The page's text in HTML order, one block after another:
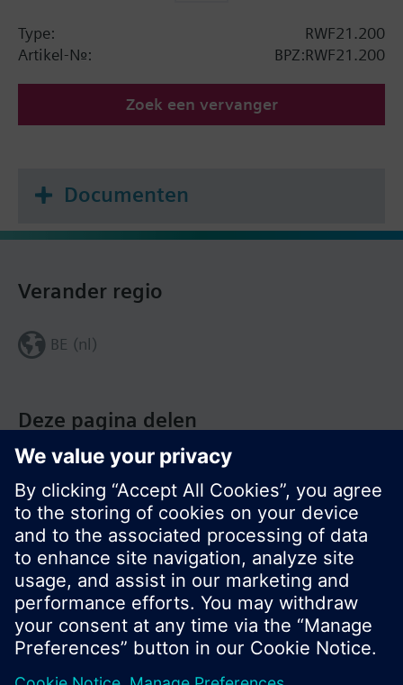
Type:
RWF21.200
Artikel-Nr.:
BPZ:RWF21.200
Zoek een vervanger
Documenten
Deze pagina delen
Verander regio
BE (nl)
© Siemens Nederland N.V. 2017